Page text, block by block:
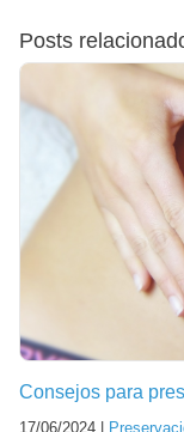
Posts
Consejos para
17/06/2024 |